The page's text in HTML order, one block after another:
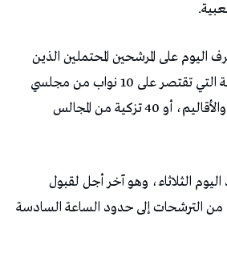
اليوم على المرشحين المحتملين الذين
اعتمدوا التزكيات النيابية التي تقتصر على 10 نواب من مجلسي
نواب الشعب والجهات والأقاليم، أو 40 تزكية من المجالس
الثلاثاء، وهو آخر أجل لقبول
من الترشحات إلى حدود الساعة السادسة